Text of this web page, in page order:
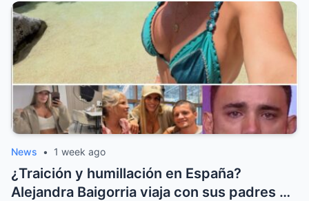
News • 1 week ago
¿Traición y humillación en España?
Alejandra Baigorria viaja con sus padres y